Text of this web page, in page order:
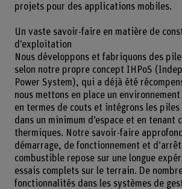
projets pour des applications mobiles.
Un vaste savoir-faire en matière de
d’exploitation
Nous développons et fabriquons des
selon notre propre concept IHPoS
Power System), qui a déjà été
nous mettons en place un
en termes de couts et intégrons les
dans un minimum d’espace et en tenant
thermiques. Notre savoir-faire
démarrage, de fonctionnement et
combustible repose sur une longue
essais complets sur le terrain. De
fonctionnalités dans les systèmes de